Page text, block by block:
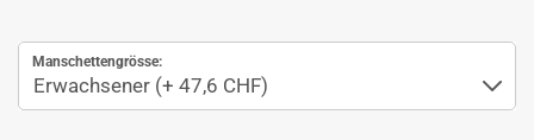
Manschettengrösse: